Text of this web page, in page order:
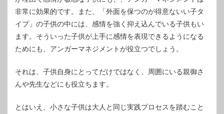
非常に効果的です。また、「外面を保つのが得意ないい子タ
イプ」の子供の中には、感情を強く抑え込んでいる子供もい
ます。そういった子供が上手に感情を表現できるようになる
ためにも、アンガーマネジメントが役立つでしょう。
それは、子供自身にとってだけではなく、周囲にいる親御さ
んや先生などにも役立ちます。
とはいえ、小さな子供は大人と同じ実践プロセスを踏むこと